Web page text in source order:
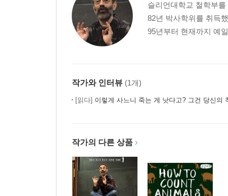
제11장_삶의 가치는 어디에 있는가
본질적으로 좋은 것과 나쁜 것/경험 기계에 연결
죽음의 편재성/삶과 죽음의 상호효과
제13장_죽음을 마주하고 산다는 것
제14장_자살에 관하여: 죽음의 선택인가 삶의 포기
자살은 합리적인 선택인가/자살은 도덕적으로 정
에필로그_다시 삶을 향하여
슬리언대학교 철학부
82년 박사학위를 취득
95년부터 현재까지 예
작가와 인터뷰 (1개)
[읽다] 이렇게 사느니 죽는 게 낫다고? 그건 당신의
작가의 다른 상품